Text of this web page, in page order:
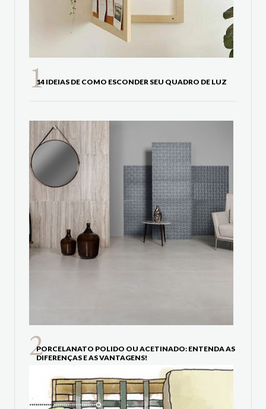
14 IDEIAS DE COMO ESCONDER SEU QUADRO DE LUZ
PORCELANATO POLIDO OU ACETINADO: ENTENDA AS
DIFERENÇAS E AS VANTAGENS!